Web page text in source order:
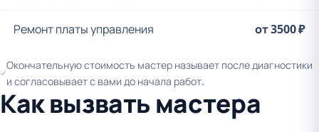
Ремонт платы управления от 3500 ₽
Окончательную стоимость мастер называет после диагностики
и согласовывает с вами до начала работ.
Как вызвать мастера